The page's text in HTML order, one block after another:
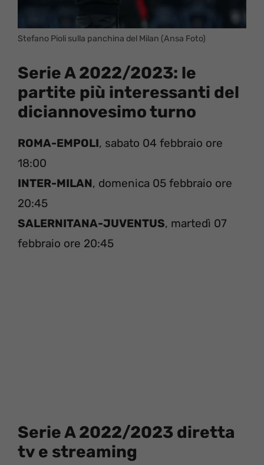
Stefano Pioli sulla panchina del Milan (Ansa Foto)
Serie A 2022/2023: le
partite più interessanti del
diciannovesimo turno
ROMA-EMPOLI, sabato 04 febbraio ore
18:00
INTER-MILAN, domenica 05 febbraio ore
20:45
SALERNITANA-JUVENTUS, martedì 07
febbraio ore 20:45
Serie A 2022/2023 diretta
tv e streaming